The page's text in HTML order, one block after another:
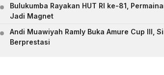
Bulukumba Rayakan HUT RI ke-81,
Jadi Magnet
Andi Muawiyah Ramly Buka Amure Cup III,
Berprestasi